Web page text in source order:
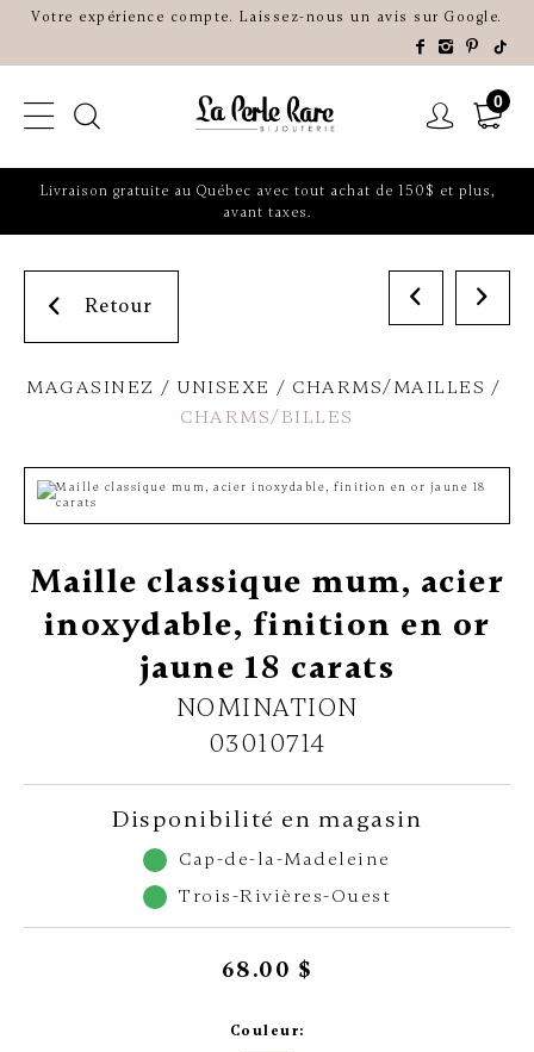
Votre expérience compte. Laissez-nous un avis sur Google.
0
Livraison gratuite au Québec avec tout achat de 150$ et plus,
avant taxes.
Retour
MAGASINEZ UNISEXE
CHARMS/MAILLES
CHARMS/BILLES
Maille classique mum, acier
inoxydable, finition en or
jaune 18 carats
NOMINATION
03010714
Disponibilité en magasin
Cap-de-la-Madeleine
Trois-Rivières-Ouest
68.00 $
Couleur: